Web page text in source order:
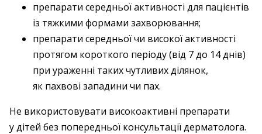
препарати середньої активності для пацієнтів
із тяжкими формами захворювання;
препарати середньої чи високої активності
протягом короткого періоду (від 7 до 14 днів)
при ураженні таких чутливих ділянок,
як пахвові западини чи пах.
Не використовувати високоактивні препарати
у дітей без попередньої консультації дерматолога.